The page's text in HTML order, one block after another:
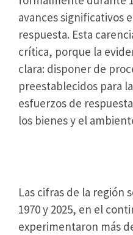
avances significativos
respuesta. Esta
crítica, porque la
clara: disponer de
preestablecidos para
esfuerzos de
los bienes y el
Las cifras de la región
1970 y 2025, en el
experimentaron más